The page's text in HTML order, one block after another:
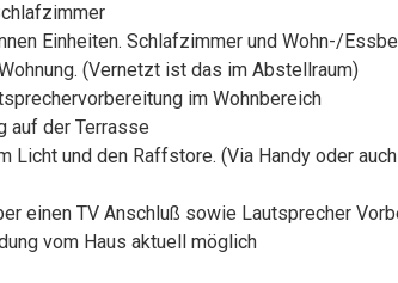
Einheiten. Schlafzimmer und Wohn-/
(Vernetzt ist das im Abstellraum)
im Wohnbereich
auf der Terrasse
Licht und den Raffstore. (Via Handy oder
einen TV Anschluß sowie Lautsprecher
vom Haus aktuell möglich